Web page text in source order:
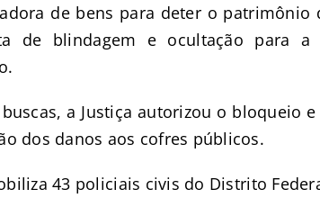
de bens para deter o
de blindagem e ocultação para
a Justiça autorizou o bloqueio
dos danos aos cofres públicos.
43 policiais civis do Distrito